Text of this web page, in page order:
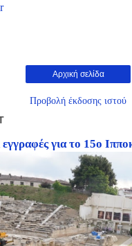
Αρχική σελίδα
Προβολή έκδοσης ιστού
εγγραφές για το 15ο